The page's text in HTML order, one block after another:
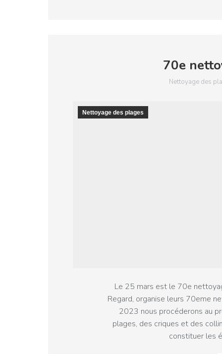
70e
Nettoyage des
Nettoyage des plages
Le 25 mars est le 70e
Regard, organise leurs 70eme
2023 nous procéderons au
plages, des criques et des
constituer les